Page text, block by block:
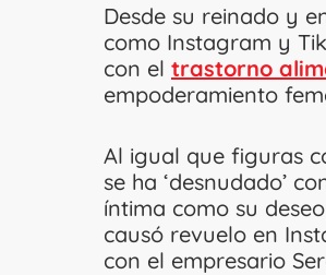
Desde su reinado y
como Instagram y
con el trastorno
empoderamiento
Al igual que figuras
se ha ‘desnudado’
íntima como su
causó revuelo en
con el empresario